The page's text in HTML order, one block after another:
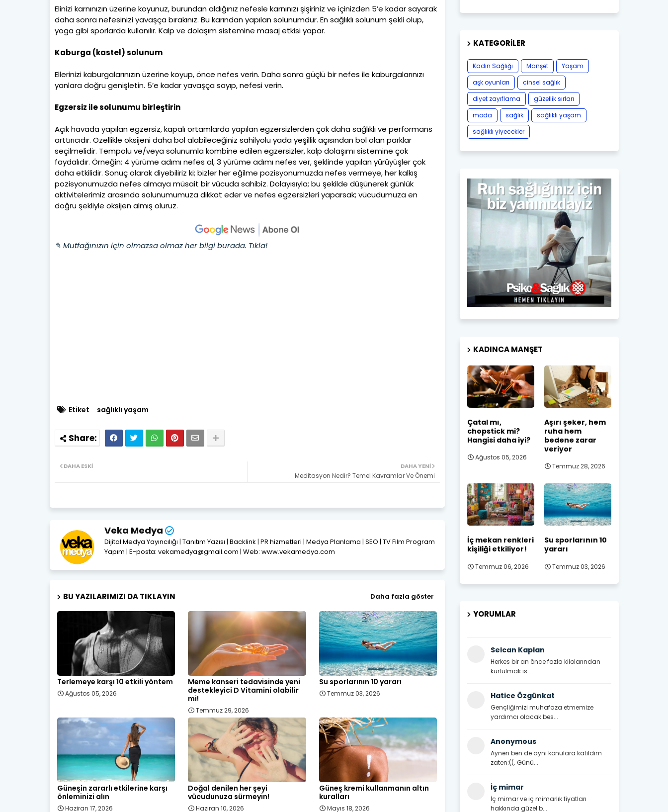
Elinizi karnınızın üzerine koyunuz, burundan aldığınız nefesle karnınızı şişiriniz ve içinizden 5’e kadar sayarak
daha sonra nefesinizi yavaşça bırakınız. Bu karından yapılan solunumdur. En sağlıklı solunum şekli olup,
yoga gibi sporlarda kullanılır. Kalp ve dolaşım sistemine masaj etkisi yapar.
Kaburga (kastel) solunum
Ellerinizi kaburgalarınızın üzerine koyup, önce nefes verin. Daha sonra güçlü bir nefes ile kaburgalarınızı
yanlara doğru genişletin. 5’e kadar yavaşça sayıp, nefesi verin.
Egzersiz ile solunumu birleştirin
Açık havada yapılan egzersiz, kapalı ortamlarda yapılan egzersizlerden çok daha sağlıklı ve performans
arttırıcıdır. Özellikle oksijeni daha bol alabileceğiniz sahilyolu yada yeşillik açısından bol olan parklar
seçilmelidir. Tempolu ve/veya solunumla kombine edilen egzersizler, kalp dolaşımı sistemine çok
faydalıdır. Örneğin; 4 yürüme adımı nefes al, 3 yürüme adımı nefes ver, şeklinde yapılan yürüyüşler çok
daha etkilidir. Sonuç olarak diyebiliriz ki; bizler her eğilme pozisyonumuzda nefes vermeye, her kalkış
pozisyonumuzda nefes almaya müsait bir vücuda sahibiz. Dolayısıyla; bu şekilde düşünerek günlük
aktivitelerimiz arasında solunumumuza dikkat eder ve nefes egzersizleri yaparsak; vücudumuza en
doğru şekliyle oksijen almış oluruz.
✎ Mutfağınızın için olmazsa olmaz her bilgi burada. Tıkla!
Etiket sağlıklı yaşam
DAHA YENI
Meditasyon Nedir? Temel Kavramlar Ve Önemi
DAHA ESKI
Veka Medya
Dijital Medya Yayıncılığı | Tanıtım Yazısı | Backlink | PR hizmetleri | Medya Planlama | SEO | TV Film Program
Yapım | E-posta: vekamedya@gmail.com | Web: www.vekamedya.com
BU YAZILARIMIZI DA TIKLAYIN Daha fazla göster
Terlemeye karşı 10 etkili yöntem
Ağustos 05, 2026
Meme kanseri tedavisinde yeni
destekleyici D Vitamini olabilir
mi!
Temmuz 29, 2026
Su sporlarının 10 yararı
Temmuz 03, 2026
Güneşin zararlı etkilerine karşı
önleminizi alın
Haziran 17, 2026
Doğal denilen her şeyi
vücudunuza sürmeyin!
Haziran 10, 2026
Güneş kremi kullanmanın altın
kuralları
Mayıs 18, 2026
KATEGORILER
Kadın Sağlığı Manşet
Yaşam
aşk oyunları
cinsel sağlık
diyet zayıflama
güzellik sırları
moda
sağlık
sağlıklı yaşam
sağlıklı yiyecekler
KADINCA MANŞET
Çatal mı,
chopstick mi?
Hangisi daha iyi?
Ağustos 05, 2026
Aşırı şeker, hem
ruha hem
bedene zarar
veriyor
Temmuz 28, 2026
İç mekan renkleri
kişiliği etkiliyor!
Temmuz 06, 2026
Su sporlarının 10
yararı
Temmuz 03, 2026
YORUMLAR
Selcan Kaplan
Herkes bir an önce fazla kilolarından
kurtulmak is...
Hatice Özgünkat
Gençliğimizi muhafaza etmemize
yardımcı olacak bes...
Anonymous
Aynen ben de aynı konulara katıldım
zaten:((. Günü...
İç mimar
İç mimar ve iç mimarlık fiyatları
hakkında güzel b...